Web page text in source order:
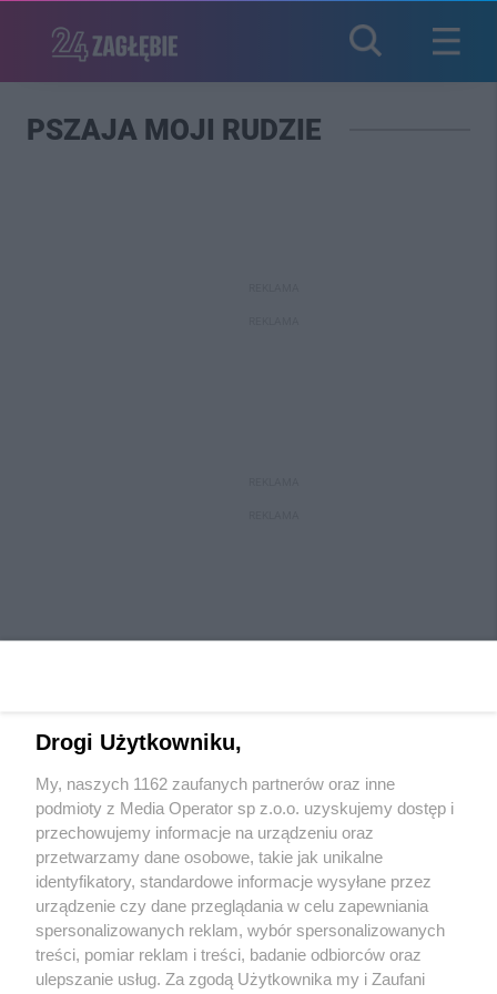
PSZAJA MOJI RUDZIE
Wydawca mediówlokalnych
Nie zapomnij
zapoznać się z:
polityką prywatności
Twojemiasto Skontaktuj się z nami
Drogi Użytkowniku,
My, naszych 1162 zaufanych partnerów oraz inne
podmioty z Media Operator sp z.o.o. uzyskujemy dostęp i
przechowujemy informacje na urządzeniu oraz
przetwarzamy dane osobowe, takie jak unikalne
identyfikatory, standardowe informacje wysyłane przez
urządzenie czy dane przeglądania w celu zapewniania
spersonalizowanych reklam, wybór spersonalizowanych
treści, pomiar reklam i treści, badanie odbiorców oraz
ulepszanie usług. Za zgodą Użytkownika my i Zaufani